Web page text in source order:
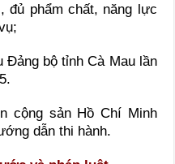
đủ phẩm chất, năng lực
Đảng bộ tỉnh Cà Mau lần
cộng sản Hồ Chí Minh
dẫn thi hành.